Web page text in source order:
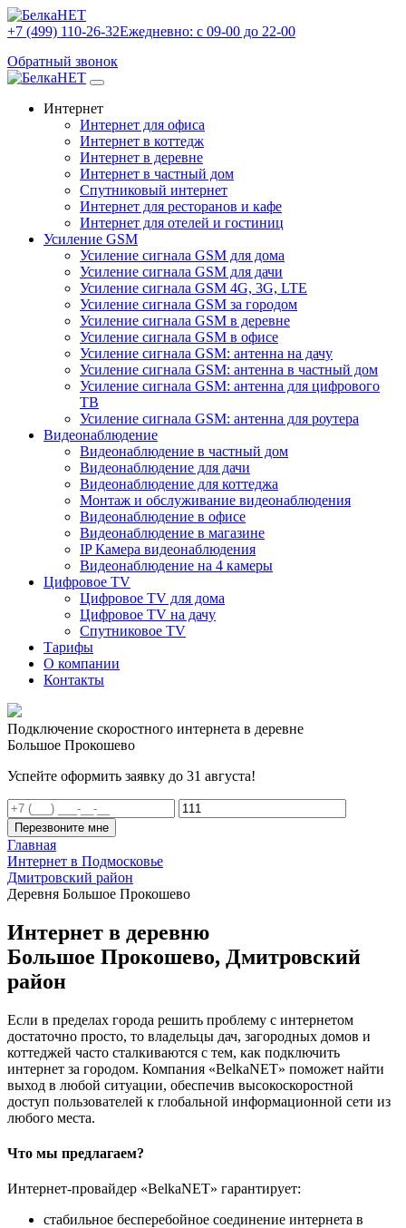
+7 (499) 110-26-32Ежедневно: с 09-00 до 22-00
Обратный звонок
Интернет
Интернет для офиса
Интернет в коттедж
Интернет в деревне
Интернет в частный дом
Спутниковый интернет
Интернет для ресторанов и кафе
Интернет для отелей и гостиниц
Усиление GSM
Усиление сигнала GSM для дома
Усиление сигнала GSM для дачи
Усиление сигнала GSM 4G, 3G, LTE
Усиление сигнала GSM за городом
Усиление сигнала GSM в деревне
Усиление сигнала GSM в офисе
Усиление сигнала GSM: антенна на дачу
Усиление сигнала GSM: антенна в частный дом
Усиление сигнала GSM: антенна для цифрового
ТВ
Усиление сигнала GSM: антенна для роутера
Видеонаблюдение
Видеонаблюдение в частный дом
Видеонаблюдение для дачи
Видеонаблюдение для коттеджа
Монтаж и обслуживание видеонаблюдения
Видеонаблюдение в офисе
Видеонаблюдение в магазине
IP Камера видеонаблюдения
Видеонаблюдение на 4 камеры
Цифровое TV
Цифровое TV для дома
Цифровое TV на дачу
Спутниковое TV
Тарифы
О компании
Контакты
Подключение скоростного интернета в деревне
Большое Прокошево
Успейте оформить заявку до 31 августа!
Перезвоните мне
Главная
Интернет в Подмосковье
Дмитровский район
Деревня Большое Прокошево
Интернет в деревню
Большое Прокошево, Дмитровский
район
Если в пределах города решить проблему с интернетом
достаточно просто, то владельцы дач, загородных домов и
коттеджей часто сталкиваются с тем, как подключить
интернет за городом. Компания «BelkaNET» поможет найти
выход в любой ситуации, обеспечив высокоскоростной
доступ пользователей к глобальной информационной сети из
любого места.
Что мы предлагаем?
Интернет-провайдер «BelkaNET» гарантирует:
стабильное бесперебойное соединение интернета в